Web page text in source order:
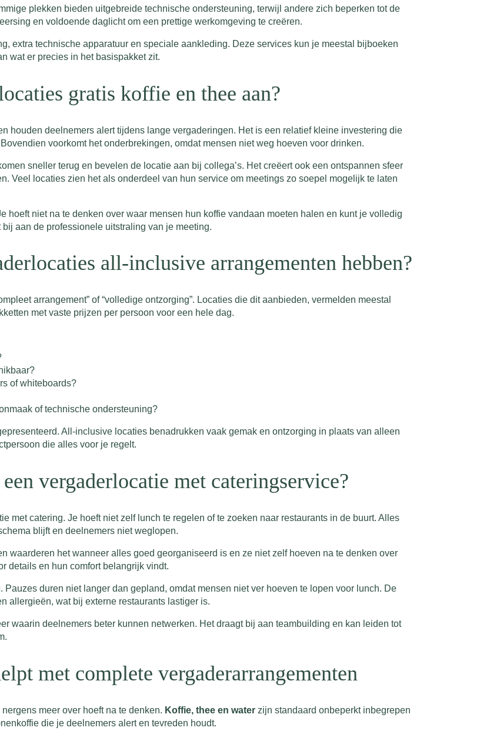
plekken bieden uitgebreide technische ondersteuning, terwijl andere zich beperken tot de
en voldoende daglicht om een prettige werkomgeving te creëren.
extra technische apparatuur en speciale aankleding. Deze services kun je meestal bijboeken
wat er precies in het basispakket zit.
gratis koffie en thee aan?
houden deelnemers alert tijdens lange vergaderingen. Het is een relatief kleine investering die
voorkomt het onderbrekingen, omdat mensen niet weg hoeven voor drinken.
sneller terug en bevelen de locatie aan bij collega’s. Het creëert ook een ontspannen sfeer
Veel locaties zien het als onderdeel van hun service om meetings zo soepel mogelijk te laten
hoeft niet na te denken over waar mensen hun koffie vandaan moeten halen en kunt je volledig
aan de professionele uitstraling van je meeting.
all-inclusive arrangementen hebben?
arrangement” of “volledige ontzorging”. Locaties die dit aanbieden, vermelden meestal
met vaste prijzen per persoon voor een hele dag.
of whiteboards?
of technische ondersteuning?
All-inclusive locaties benadrukken vaak gemak en ontzorging in plaats van alleen
die alles voor je regelt.
vergaderlocatie met cateringservice?
met catering. Je hoeft niet zelf lunch te regelen of te zoeken naar restaurants in de buurt. Alles
blijft en deelnemers niet weglopen.
waarderen het wanneer alles goed georganiseerd is en ze niet zelf hoeven na te denken over
details en hun comfort belangrijk vindt.
duren niet langer dan gepland, omdat mensen niet ver hoeven te lopen voor lunch. De
allergieën, wat bij externe restaurants lastiger is.
waarin deelnemers beter kunnen netwerken. Het draagt bij aan teambuilding en kan leiden tot
met complete vergaderarrangementen
meer over hoeft na te denken. Koffie, thee en water zijn standaard onbeperkt inbegrepen
die je deelnemers alert en tevreden houdt.